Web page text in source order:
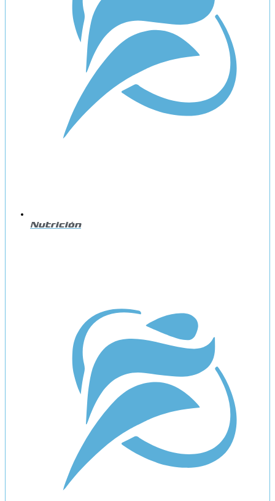
Nutrición